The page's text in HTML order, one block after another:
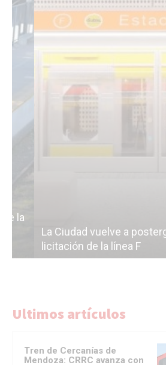
La Ciudad vuelve a postergar la
licitación de la línea F
Ultimos artículos
Tren de Cercanías de
Mendoza: CRRC avanza con